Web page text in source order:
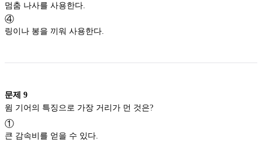
멈춤 나사를 사용한다.
④
링이나 봉을 끼워 사용한다.
문제 9
①
큰 감속비를 얻을 수 있다.